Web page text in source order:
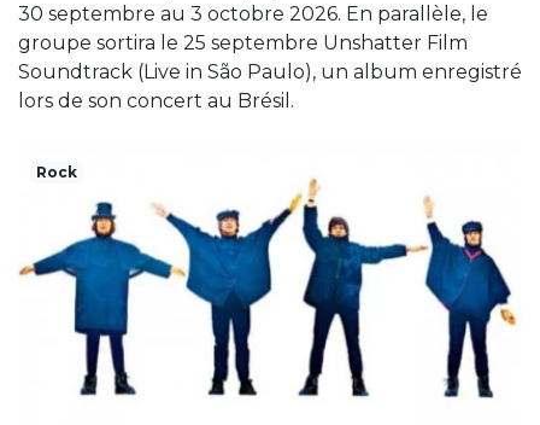
30 septembre au 3 octobre 2026. En parallèle, le
groupe sortira le 25 septembre Unshatter Film
Soundtrack (Live in São Paulo), un album enregistré
lors de son concert au Brésil.
Rock